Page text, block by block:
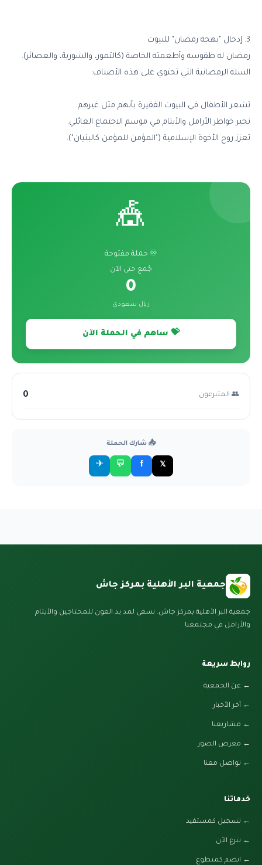
3. إدخال "بهجة رمضان" للبيوت
رمضان له طقوسه وأطعمته الخاصة (كالتمور، والشوربة، والعصائر).
السلة الرمضانية التي تحتوي على هذه الأصناف:
تشعر الأطفال في البيوت الفقيرة بأنهم مثل غيرهم.
تجبر خواطر الأرامل والأيتام في موسم الاجتماع العائلي.
تعزز روح الأخوة الإسلامية ("المؤمن للمؤمن كالبنيان").
🎪
♾️ حملة مفتوحة
جُمع حتى الآن
0
ريال سعودي
💝 ساهم في الحملة الآن
👥 المتبرعون 0
📤 شارك الحملة
𝕏
f
💬
✈
جمعية البر الأهلية بمركز جاش
جمعية البر الأهلية بمركز جاش. نسعى لمد يد العون للمحتاجين والأيتام
والأرامل في مجتمعنا.
روابط سريعة
← عن الجمعية
← آخر الأخبار
← مشاريعنا
← معرض الصور
← تواصل معنا
خدماتنا
← تسجيل كمستفيد
← تبرع الآن
← انضم كمتطوع